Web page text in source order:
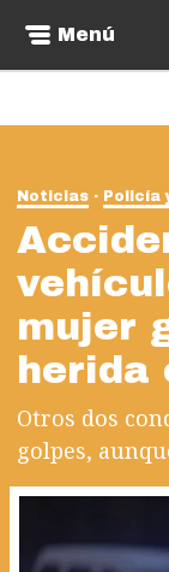
Menú
Noticias Policía
mujer
herida
Otros dos
golpes,